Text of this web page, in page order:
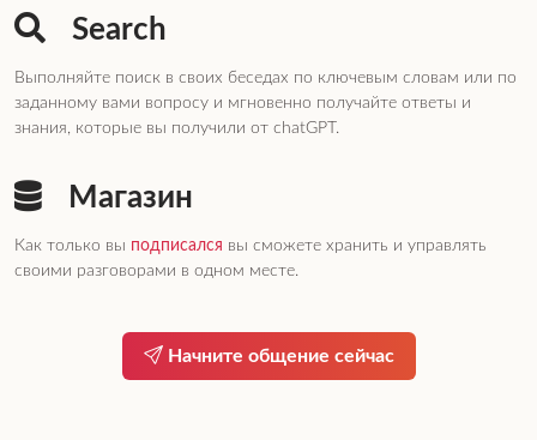
Search
Выполняйте поиск в своих беседах по ключевым словам или по
заданному вами вопросу и мгновенно получайте ответы и
знания, которые вы получили от chatGPT.
Магазин
Как только вы подписался вы сможете хранить и управлять
своими разговорами в одном месте.
Начните общение сейчас